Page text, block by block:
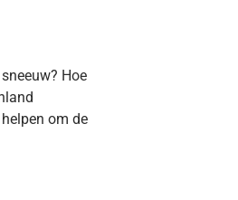
Hoe
om de